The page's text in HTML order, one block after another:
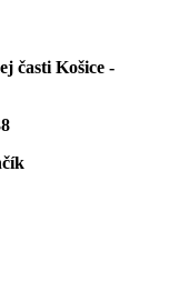
časti Košice -